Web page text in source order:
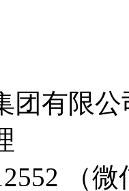
团有限公
（